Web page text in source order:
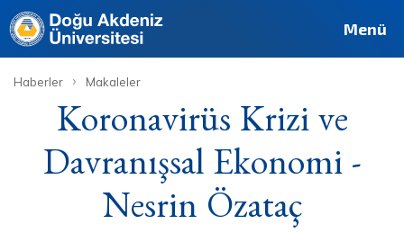
Site Personel
Deutsch Français Menü
Haberler › Makaleler
Koronavirüs Krizi ve
Davranışsal Ekonomi -
Nesrin Özataç